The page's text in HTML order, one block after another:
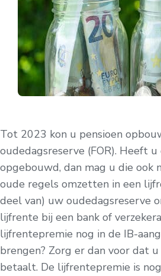
Tot 2023 kon u pensioen
oudedagsreserve (FOR). Heeft u
opgebouwd, dan mag u die ook
oude regels omzetten in een
deel van) uw oudedagsreserve
lijfrente bij een bank of
lijfrentepremie nog in de IB-
brengen? Zorg er dan voor dat
betaalt. De lijfrentepremie is